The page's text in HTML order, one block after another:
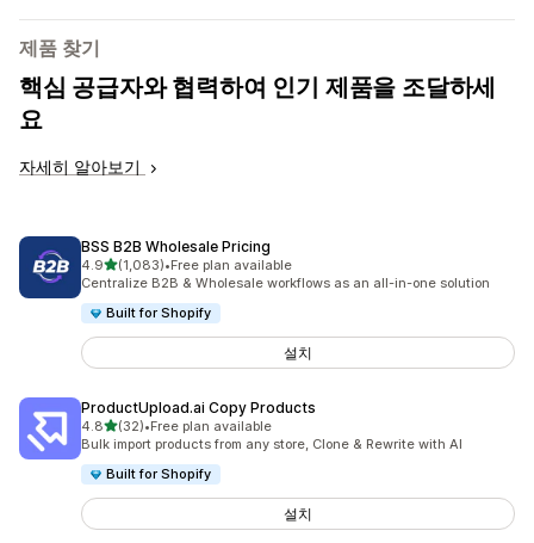
제품 찾기
핵심 공급자와 협력하여 인기 제품을 조달하세
요
자세히 알아보기
BSS B2B Wholesale Pricing
4.9별 5개 중
(1,083)
총 리뷰 1083개
•Free plan available
Centralize B2B & Wholesale workflows as an all-in-one solution
Built for Shopify
설치
ProductUpload.ai Copy Products
4.8별 5개 중
(32)
총 리뷰 32개
•Free plan available
Bulk import products from any store, Clone & Rewrite with AI
Built for Shopify
설치